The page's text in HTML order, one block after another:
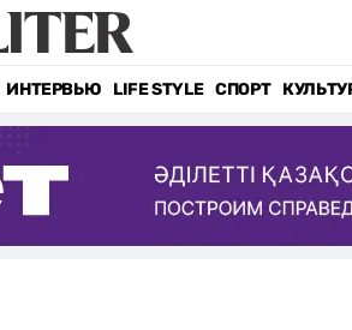
ИНТЕРВЬЮ LIFE STYLE СПОРТ